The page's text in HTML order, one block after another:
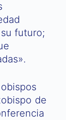
futuro;
de